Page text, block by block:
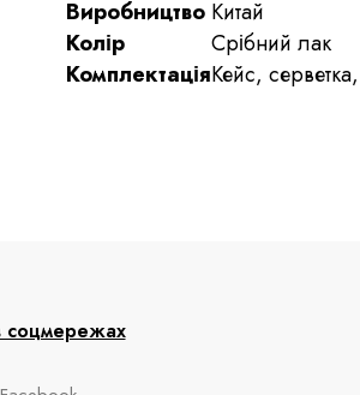
Виробництво Китай
Колір
Срібний лак
КомплектаціяКейс,
соцмережах